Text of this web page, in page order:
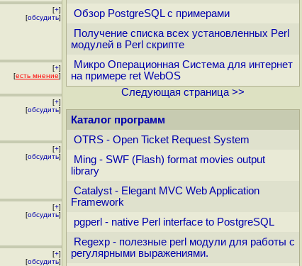
[+]
[обсудить]
[+]
[есть мнение]
[+]
[обсудить]
[+]
[обсудить]
[+]
[обсудить]
[+]
[обсудить]
Обзор PostgreSQL с примерами
Получение списка всех установленных Perl
модулей в Perl скрипте
Микро Операционная Система для интернет
на примере ret WebOS
Следующая страница >>
Каталог программ
OTRS - Open Ticket Request System
Ming - SWF (Flash) format movies output
library
Catalyst - Elegant MVC Web Application
Framework
pgperl - native Perl interface to PostgreSQL
Regexp - полезные perl модули для работы с
регулярными выражениями.